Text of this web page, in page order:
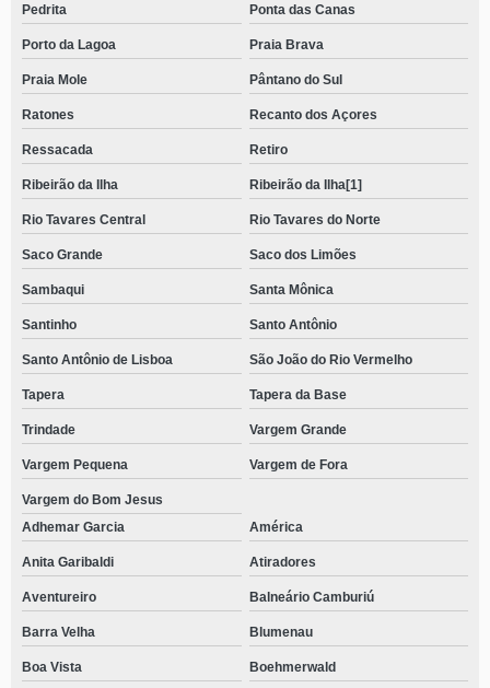
Pedrita Ponta das Canas
Porto da Lagoa Praia Brava
Praia Mole Pântano do Sul
Ratones Recanto dos Açores
Ressacada Retiro
Ribeirão da Ilha Ribeirão da Ilha[1]
Rio Tavares Central Rio Tavares do Norte
Saco Grande Saco dos Limões
Sambaqui Santa Mônica
Santinho Santo Antônio
Santo Antônio de Lisboa São João do Rio Vermelho
Tapera Tapera da Base
Trindade Vargem Grande
Vargem Pequena Vargem de Fora
Vargem do Bom Jesus
Adhemar Garcia
América
Anita Garibaldi Atiradores
Aventureiro Balneário Camburiú
Barra Velha Blumenau
Boa Vista Boehmerwald